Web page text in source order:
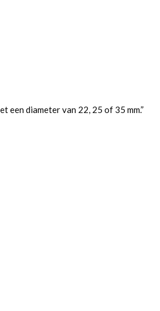
diameter van 22, 25 of 35 mm.”